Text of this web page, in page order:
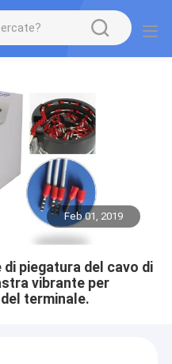
Feb 01, 2019
piegatura del cavo di
vibrante per
terminale.